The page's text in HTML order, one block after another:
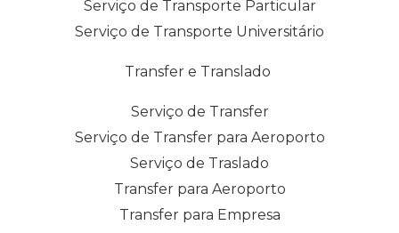
Serviço de Transporte Particular
Serviço de Transporte Universitário
Transfer e Translado
Serviço de Transfer
Serviço de Transfer para Aeroporto
Serviço de Traslado
Transfer para Aeroporto
Transfer para Empresa